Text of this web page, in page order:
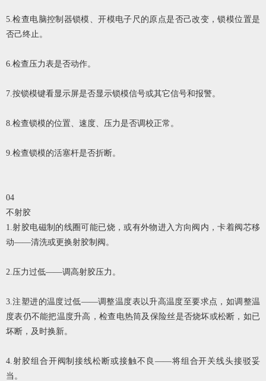
5.检查电脑控制器锁模、开模电子尺的原点是否己改变，锁模位置是
否己终止。
6.检查压力表是否动作。
7.按锁模键看显示屏是否显示锁模信号或其它信号和报警。
8.检查锁模的位置、速度、压力是否调校正常。
9.检查锁模的活塞杆是否折断。
04
不射胶
1.射胶电磁制的线圈可能已烧，或有外物进入方向阀内，卡着阀芯移
动——清洗或更换射胶制阀。
2.压力过低——调高射胶压力。
3.注塑进的温度过低——调整温度表以升高温度至要求点，如调整温
度表仍不能把温度升高，检查电热筒及保险丝是否烧坏或松断，如已
坏断，及时换新。
4.射胶组合开阀制接线松断或接触不良——将组合开关线头接驳妥
当。